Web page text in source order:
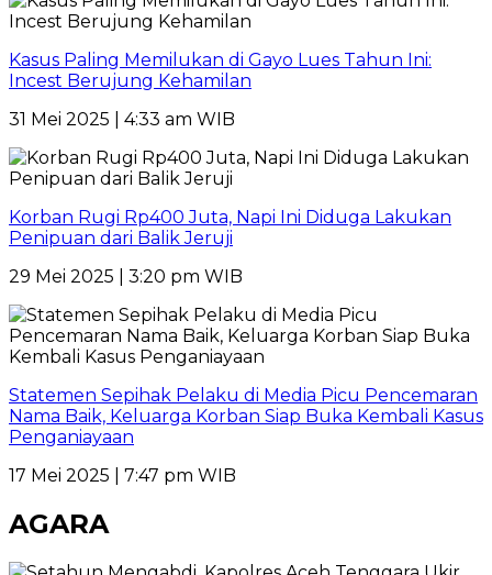
Kasus Paling Memilukan di Gayo Lues Tahun Ini:
Incest Berujung Kehamilan
31 Mei 2025 | 4:33 am WIB
Korban Rugi Rp400 Juta, Napi Ini Diduga Lakukan
Penipuan dari Balik Jeruji
29 Mei 2025 | 3:20 pm WIB
Statemen Sepihak Pelaku di Media Picu Pencemaran
Nama Baik, Keluarga Korban Siap Buka Kembali Kasus
Penganiayaan
17 Mei 2025 | 7:47 pm WIB
AGARA